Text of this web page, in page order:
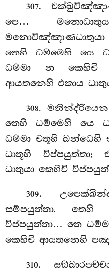
307.
පෙ…
මනොවිඤ්ඤාණධාතුයා
තෙහි ධම්මෙහි යෙ
ධම්මා න කෙහිචි
ආයතනෙහි එකාය
308. මනින්ද්රියෙන
තෙහි ධම්මෙහි යෙ
ධම්මා චතූහි ඛන්ධෙහි
ධාතූහි විප්පයුත්තා;
ධාතුයා කෙහිචි
309.
සම්පයුත්තා,
විප්පයුත්තා… තෙ
කෙහිචි ආයතනෙහි
310.